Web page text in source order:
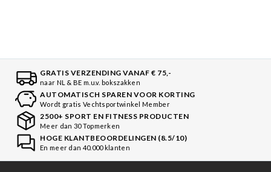
GRATIS VERZENDING VANAF € 75,-
naar NL & BE m.u.v. bokszakken
AUTOMATISCH SPAREN VOOR KORTING
Wordt gratis Vechtsportwinkel Member
2500+ SPORT EN FITNESS PRODUCTEN
Meer dan 30 Topmerken
HOGE KLANTBEOORDELINGEN (8.5/10)
En meer dan 40.000 klanten